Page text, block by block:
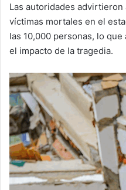
Las autoridades advirtieron
víctimas mortales en el
las 10,000 personas, lo
el impacto de la tragedia.